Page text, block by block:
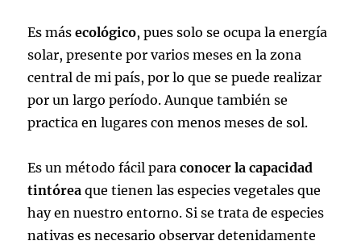
Es másecológico, pues solo se ocupa la energía
solar, presente por varios meses en la zona
central de mi país, por lo que se puede realizar
por un largo período. Aunque también se
practica en lugares con menos meses de sol.
Es un método fácil paraconocer la capacidad
tintórea que tienen las especies vegetales que
hay en nuestro entorno. Si se trata de especies
nativas es necesario observar detenidamente